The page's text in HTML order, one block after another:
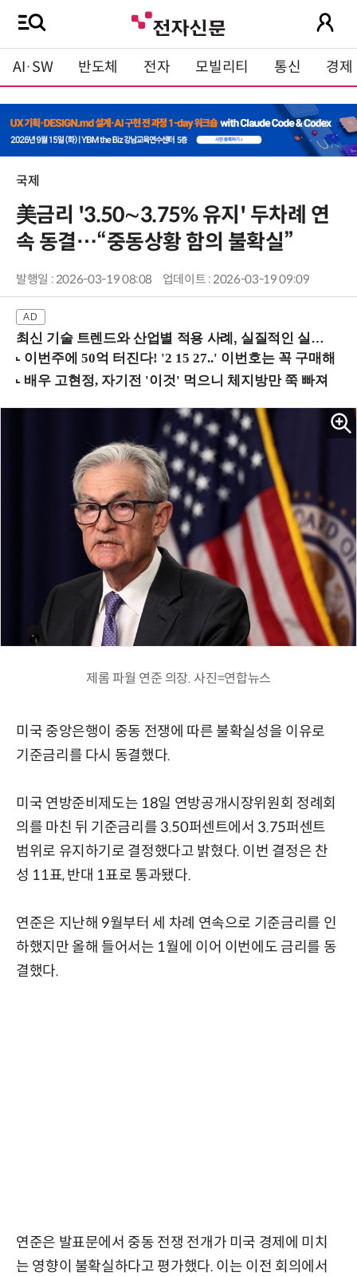
AI·SW 반도체 전자 모빌리티 통신 경제
국제
美금리 '3.50∼3.75% 유지' 두차례 연
속 동결…“중동상황 함의 불확실”
발행일 : 2026-03-19 08:08 업데이트 : 2026-03-19 09:09
최신 기술 트렌드와 산업별 적용 사례, 실질적인 실행 전략을 공유 (9/18 양재역)
제롬 파월 연준 의장. 사진=연합뉴스
미국 중앙은행이 중동 전쟁에 따른 불확실성을 이유로
기준금리를 다시 동결했다.
미국 연방준비제도는 18일 연방공개시장위원회 정례회
의를 마친 뒤 기준금리를 3.50퍼센트에서 3.75퍼센트
범위로 유지하기로 결정했다고 밝혔다. 이번 결정은 찬
성 11표, 반대 1표로 통과됐다.
연준은 지난해 9월부터 세 차례 연속으로 기준금리를 인
하했지만 올해 들어서는 1월에 이어 이번에도 금리를 동
결했다.
연준은 발표문에서 중동 전쟁 전개가 미국 경제에 미치
는 영향이 불확실하다고 평가했다. 이는 이전 회의에서